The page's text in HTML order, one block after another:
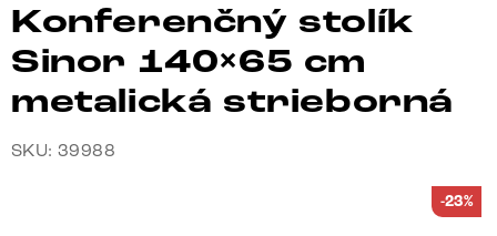
Konferenčný stolík
Sinor 140×65 cm
metalická strieborná
SKU: 39988
-23%